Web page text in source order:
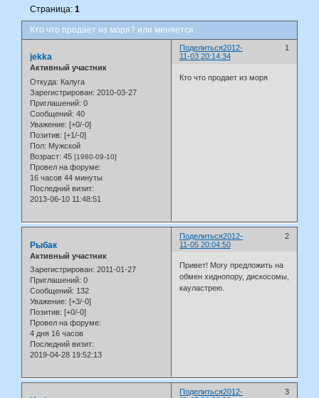
Кто что продает из моря? или меняется
Страница:1
Поделиться 1
2012-
11-03 20:14:34
jekka
Активный участник
Откуда: Калуга
Зарегистрирован: 2010-03-27
Приглашений: 0
Сообщений: 40
Уважение: [+0/-0]
Позитив: [+1/-0]
Пол: Мужской
Возраст: 45 [1980-09-10]
Провел на форуме:
16 часов 44 минуты
Последний визит:
2013-06-10 11:48:51
Кто что продает из моря
Поделиться 2
2012-
11-05 20:04:50
Рыбак
Активный участник
Зарегистрирован: 2011-01-27
Приглашений: 0
Сообщений: 132
Уважение: [+3/-0]
Позитив: [+0/-0]
Провел на форуме:
4 дня 16 часов
Последний визит:
2019-04-28 19:52:13
Привет! Могу предложить на
обмен хиднопору, дискосомы,
кауластрею.
Поделиться 3
2012-